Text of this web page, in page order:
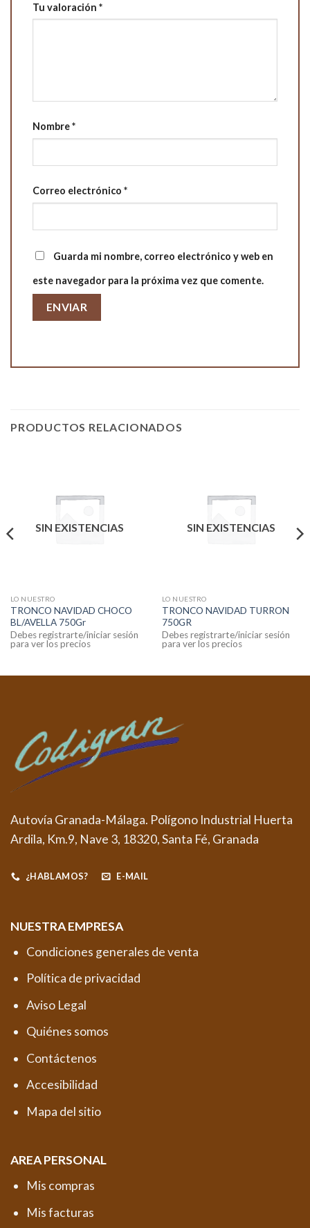
Tu valoración *
Nombre*
Correo electrónico *
Guarda mi nombre, correo electrónico y web en
este navegador para la próxima vez que comente.
PRODUCTOS RELACIONADOS
SIN EXISTENCIAS
LO NUESTRO
TRONCO NAVIDAD CHOCO
BL/AVELLA 750Gr
Debes registrarte/iniciar sesión
para ver los precios
SIN EXISTENCIAS
LO NUESTRO
TRONCO NAVIDAD TURRON
750GR
Debes registrarte/iniciar sesión
para ver los precios
Autovía Granada-Málaga. Polígono Industrial Huerta
Ardila, Km.9, Nave 3, 18320, Santa Fé, Granada
¿HABLAMOS? E-MAIL
NUESTRA EMPRESA
Condiciones generales de venta
Política de privacidad
Aviso Legal
Quiénes somos
Contáctenos
Accesibilidad
Mapa del sitio
AREA PERSONAL
Mis compras
Mis facturas